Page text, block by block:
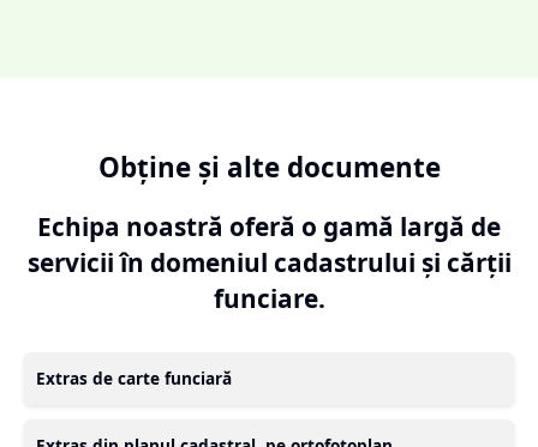
Obține și alte documente
Echipa noastră oferă o gamă largă de
servicii în domeniul cadastrului și cărții
funciare.
Extras de carte funciară